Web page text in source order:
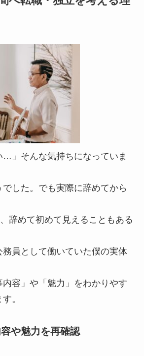
…」そんな気持ちになっていま
した。でも実際に辞めてから
辞めて初めて見えることもある
務員として働いていた僕の実体
容」や「魅力」をわかりやす
。
や魅力を再確認